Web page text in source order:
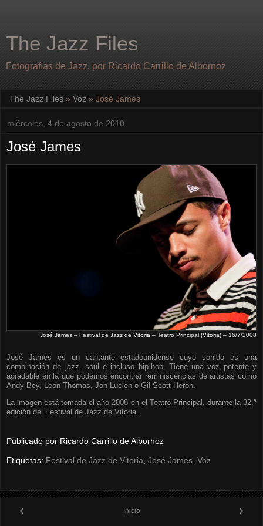
The Jazz Files
Fotografías de Jazz, por Ricardo Carrillo de Albornoz
The Jazz Files » Voz » José James
miércoles, 4 de agosto de 2010
José James
José James – Festival de Jazz de Vitoria – Teatro Principal (Vitoria) – 16/7/2008
José James es un cantante estadounidense cuyo sonido es una
combinación de jazz, soul e incluso hip-hop. Tiene una voz potente y
agradable en la que podemos encontrar reminiscencias de artistas como
Andy Bey, Leon Thomas, Jon Lucien o Gil Scott-Heron.
La imagen está tomada el año 2008 en el Teatro Principal, durante la 32.ª
edición del Festival de Jazz de Vitoria.
Publicado por Ricardo Carrillo de Albornoz
Etiquetas: Festival de Jazz de Vitoria, José James, Voz
‹ ›
Inicio